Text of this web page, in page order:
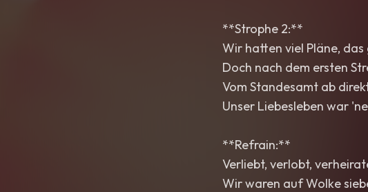
**Strophe 2:**
Wir hatten viel Pläne, das
Doch nach dem ersten
Vom Standesamt ab
Unser Liebesleben war
**Refrain:**
Verliebt, verlobt,
Wir waren auf Wolke